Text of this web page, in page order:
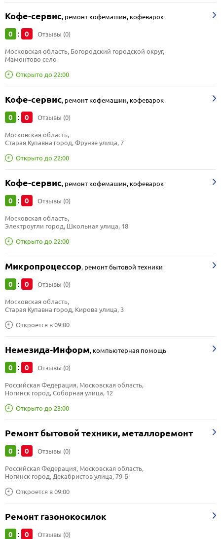
Кофе-сервис, ремонт кофемашин, кофеварок
0 : 0 Отзывы (0)
Открыто до 22:00
Московская область, Богородский городской округ,
Мамонтово село
Кофе-сервис, ремонт кофемашин, кофеварок
0 : 0 Отзывы (0)
Открыто до 22:00
Московская область,
Старая Купавна город, Фрунзе улица, 7
Кофе-сервис, ремонт кофемашин, кофеварок
0 : 0 Отзывы (0)
Открыто до 22:00
Московская область,
Электроугли город, Школьная улица, 18
Микропроцессор, ремонт бытовой техники
0 : 0 Отзывы (0)
Откроется в 09:00
Московская область,
Старая Купавна город, Кирова улица, 3
Немезида-Информ, компьютерная помощь
0 : 0 Отзывы (0)
Открыто до 23:00
Российская Федерация, Московская область,
Ногинск город, Соборная улица, 12
Ремонт бытовой техники, металлоремонт
0 : 0 Отзывы (0)
Откроется в 09:00
Российская Федерация, Московская область,
Ногинск город, Декабристов улица, 79-Б
Ремонт газонокосилок
0 : 0 Отзывы (0)